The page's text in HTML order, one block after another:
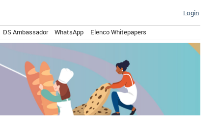
Login
DS Ambassador WhatsApp Elenco Whitepapers